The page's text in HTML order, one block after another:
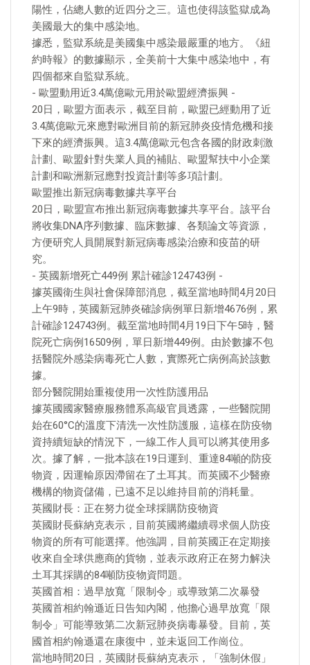
陽性，佔總人數的近四分之三。這也使得該監獄成為
美國最大的集中感染地。
據悉，監獄系統是美國集中感染最嚴重的地方。《紐
約時報》的數據顯示，全美前十大集中感染地中，有
四個都來自監獄系統。
- 歐盟動用近3.4萬億歐元用於歐盟經濟振興 -
20日，歐盟方面表示，截至目前，歐盟已經動用了近
3.4萬億歐元來應對歐洲目前的新冠肺炎疫情危機和接
下來的經濟振興。這3.4萬億歐元包含各國的財政刺激
計劃、歐盟針對失業人員的補貼、歐盟幫扶中小企業
計劃和歐洲新冠應對投資計劃等多項計劃。
歐盟推出新冠病毒數據共享平台
20日，歐盟宣布推出新冠病毒數據共享平台。該平台
將收集DNA序列數據、臨床數據、各類論文等資源，
方便研究人員開展對新冠病毒感染治療和疫苗的研
究。
- 英國新增死亡449例 累計確診124743例 -
據英國衛生與社會保障部消息，截至當地時間4月20日
上午9時，英國新冠肺炎確診病例單日新增4676例，累
計確診124743例。截至當地時間4月19日下午5時，醫
院死亡病例16509例，單日新增449例。由於數據不包
括醫院外感染病毒死亡人數，實際死亡病例高於該數
據。
部分醫院開始重複使用一次性防護用品
據英國國家醫療服務體系高級官員透露，一些醫院開
始在60°C的溫度下清洗一次性防護服，這樣在防疫物
資持續短缺的情況下，一線工作人員可以將其使用多
次。據了解，一批本該在19日運到、重達84噸的防疫
物資，因運輸原因滯留在了土耳其。而英國不少醫療
機構的物資儲備，已遠不足以維持目前的消耗量。
英國財長：正在努力從全球採購防疫物資
英國財長蘇納克表示，目前英國將繼續尋求個人防疫
物資的所有可能選擇。他強調，目前英國正在定期接
收來自全球供應商的貨物，並表示政府正在努力解決
土耳其採購的84噸防疫物資問題。
英國首相：過早放寬「限制令」或導致第二次暴發
英國首相約翰遜近日告知內閣，他擔心過早放寬「限
制令」可能導致第二次新冠肺炎病毒暴發。目前，英
國首相約翰遜還在康復中，並未返回工作崗位。
當地時間20日，英國財長蘇納克表示，「強制休假」